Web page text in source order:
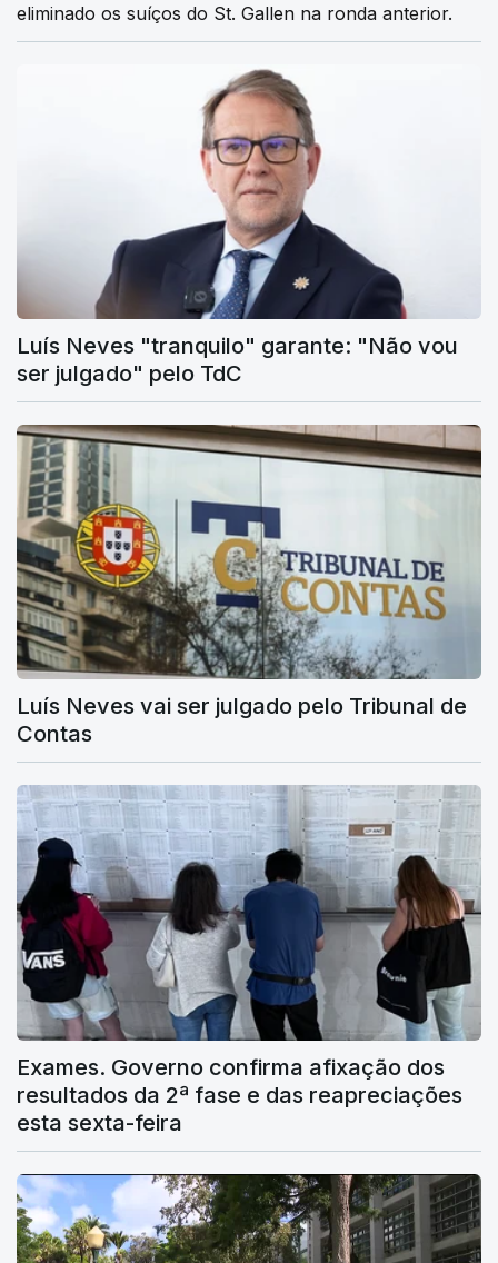
eliminado os suíços do St. Gallen na ronda anterior.
Luís Neves "tranquilo" garante: "Não vou
ser julgado" pelo TdC
Luís Neves vai ser julgado pelo Tribunal de
Contas
Exames. Governo confirma afixação dos
resultados da 2ª fase e das reapreciações
esta sexta-feira